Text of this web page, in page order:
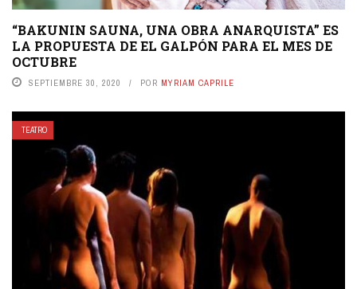
“BAKUNIN SAUNA, UNA OBRA ANARQUISTA” ES
LA PROPUESTA DE EL GALPÓN PARA EL MES DE
OCTUBRE
SEPTIEMBRE 30, 2020 POR MYRIAM CAPRILE
TEATRO